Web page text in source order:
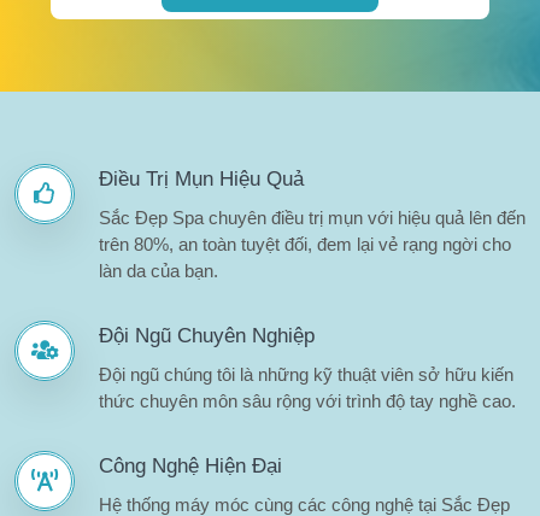
Điều Trị Mụn Hiệu Quả
Sắc Đẹp Spa chuyên điều trị mụn với hiệu quả lên đến
trên 80%, an toàn tuyệt đối, đem lại vẻ rạng ngời cho
làn da của bạn.
Đội Ngũ Chuyên Nghiệp
Đội ngũ chúng tôi là những kỹ thuật viên sở hữu kiến
thức chuyên môn sâu rộng với trình độ tay nghề cao.
Công Nghệ Hiện Đại
Hệ thống máy móc cùng các công nghệ tại Sắc Đẹp